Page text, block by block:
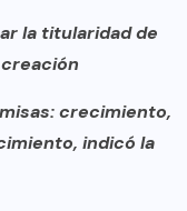
la titularidad de
crecimiento,
indicó la